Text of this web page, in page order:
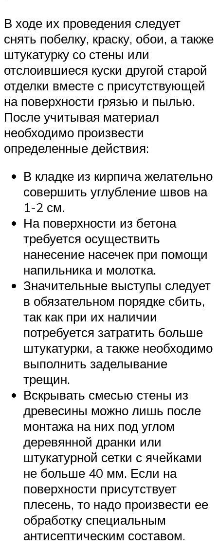
В ходе их проведения следует
снять побелку, краску, обои, а также
штукатурку со стены или
отслоившиеся куски другой старой
отделки вместе с присутствующей
на поверхности грязью и пылью.
После учитывая материал
необходимо произвести
определенные действия:
В кладке из кирпича желательно
совершить углубление швов на
1-2 см.
На поверхности из бетона
требуется осуществить
нанесение насечек при помощи
напильника и молотка.
Значительные выступы следует
в обязательном порядке сбить,
так как при их наличии
потребуется затратить больше
штукатурки, а также необходимо
выполнить заделывание
трещин.
Вскрывать смесью стены из
древесины можно лишь после
монтажа на них под углом
деревянной дранки или
штукатурной сетки с ячейками
не больше 40 мм. Если на
поверхности присутствует
плесень, то надо произвести ее
обработку специальным
антисептическим составом.